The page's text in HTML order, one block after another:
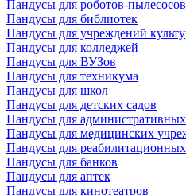
Пандусы для роботов-пылесосов
Пандусы для библиотек
Пандусы для учреждений
Пандусы для колледжей
Пандусы для ВУЗов
Пандусы для техникума
Пандусы для школ
Пандусы для детских садов
Пандусы для
Пандусы для медицинских
Пандусы для
Пандусы для банков
Пандусы для аптек
Пандусы для кинотеатров